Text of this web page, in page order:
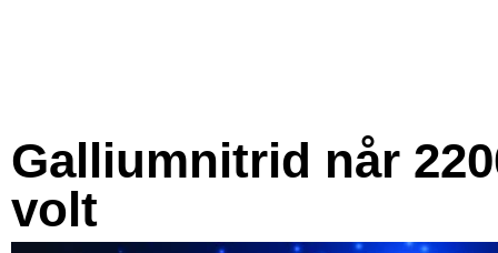
Galliumnitrid når
volt